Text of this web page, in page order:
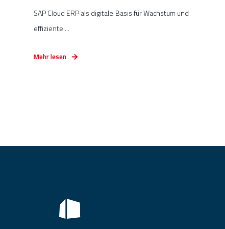
SAP Cloud ERP als digitale Basis für Wachstum und
effiziente ...
Mehr lesen